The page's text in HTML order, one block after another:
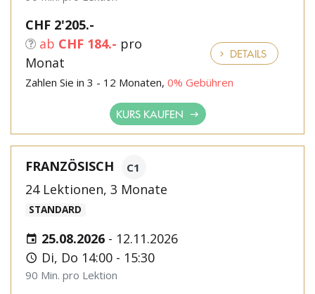
CHF 2'205.-
ab CHF 184.- pro
Monat
Zahlen Sie in 3 - 12 Monaten, 0% Gebühren
DETAILS
KURS KAUFEN
FRANZÖSISCH C1
24 Lektionen, 3 Monate
STANDARD
25.08.2026 - 12.11.2026
Di, Do 14:00 - 15:30
90 Min. pro Lektion